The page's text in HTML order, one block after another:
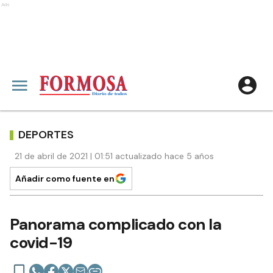
Ads
DEPORTES
21 de abril de 2021 | 01:51 actualizado hace 5 años
Añadir como fuente en
Panorama complicado con la
covid-19